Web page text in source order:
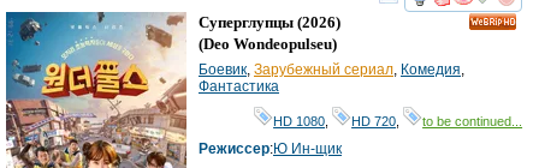
смотреть
Суперглупцы (2026)
(Deo Wondeopulseu)
Боевик Зарубежный сериал Комедия
Фантастика
HD 1080 HD 720 to be continued...
Режиссер:Ю Ин-щик